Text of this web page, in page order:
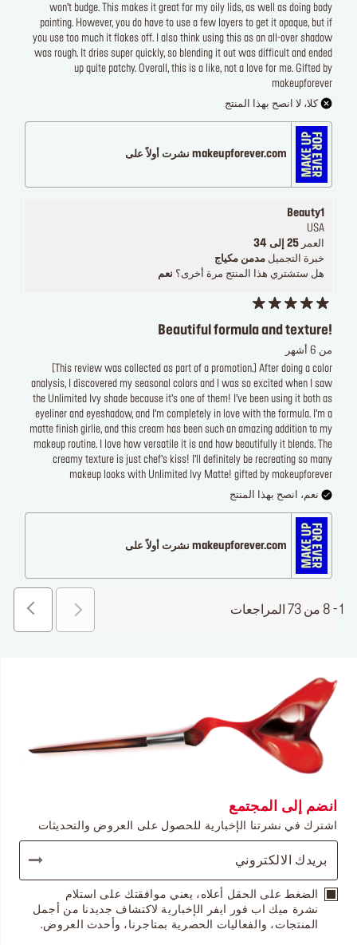
won’t budge. This makes it great for my oily lids, as well as doing body
painting. However, you do have to use a few layers to get it opaque, but if
you use too much it flakes off. I also think using this as an all-over shadow
was rough. It dries super quickly, so blending it out was difficult and ended
up quite patchy. Overall, this is a like, not a love for me. Gifted by
makeupforever
كلا، لا انصح بهذا المنتج
makeupforever.com نشرت أولاً على
Beauty1
USA
العمر 25 إلى 34
خبرة التجميل مدمن مكياج
هل ستشتري هذا المنتج مرة أخرى؟ نعم
Beautiful formula and texture!
من 6 أشهر
[This review was collected as part of a promotion.] After doing a color
analysis, I discovered my seasonal colors and I was so excited when I saw
the Unlimited Ivy shade because it’s one of them! I’ve been using it both as
eyeliner and eyeshadow, and I’m completely in love with the formula. I’m a
matte finish girlie, and this cream has been such an amazing addition to my
makeup routine. I love how versatile it is and how beautifully it blends. The
creamy texture is just chef’s kiss! I’ll definitely be recreating so many
makeup looks with Unlimited Ivy Matte! gifted by makeupforever
نعم، انصح بهذا المنتج
makeupforever.com نشرت أولاً على
1 - 8 من 73 المراجعات
انضم إلى المجتمع
اشترك في نشرتنا الإخبارية للحصول على العروض والتحديثات
الضغط على الحقل أعلاه، يعني موافقتك على استلام
نشرة ميك اب فور ايفر الإخبارية لاكتشاف جديدنا من أجمل
المنتجات، والفعاليات الحصرية بمتاجرنا، وأحدث العروض.